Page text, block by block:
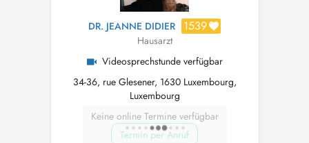
DR. JEANNE DIDIER 1539
Hausarzt
Videosprechstunde verfügbar
34-36, rue Glesener, 1630 Luxembourg,
Luxembourg
Keine online Termine verfügbar
Termin per Anruf